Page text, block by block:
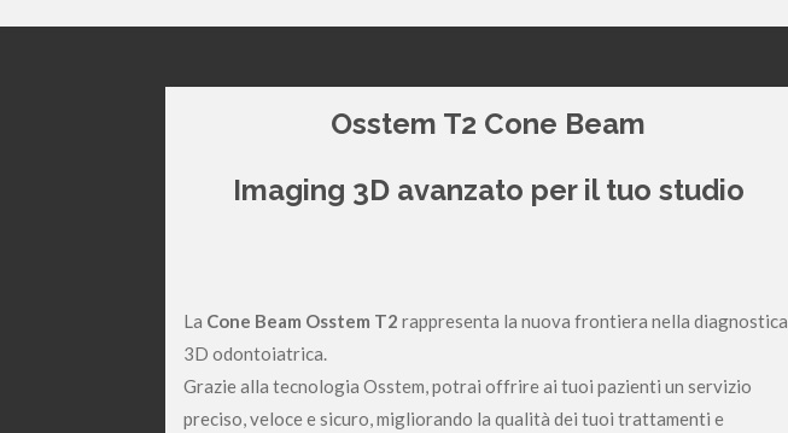
Osstem T2 Cone Beam
Imaging 3D avanzato per il tuo studio
La Cone Beam Osstem T2 rappresenta la nuova frontiera nella diagnostica
3D odontoiatrica.
Grazie alla tecnologia Osstem, potrai offrire ai tuoi pazienti un servizio
preciso, veloce e sicuro, migliorando la qualità dei tuoi trattamenti e